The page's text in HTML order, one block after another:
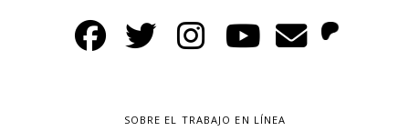
SOBRE EL TRABAJO EN LÍNEA